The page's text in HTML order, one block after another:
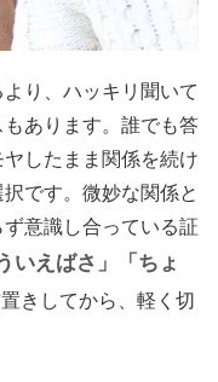
り、ハッキリ聞いて
あります。誰でも答
したまま関係を続け
です。微妙な関係と
意識し合っている証
いえばさ」「ちょ
きしてから、軽く切